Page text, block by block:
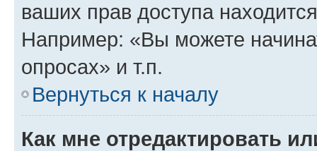
ваших прав доступа
Например: «Вы можете
опросах» и т.п.
Вернуться к началу
Как мне отредактировать